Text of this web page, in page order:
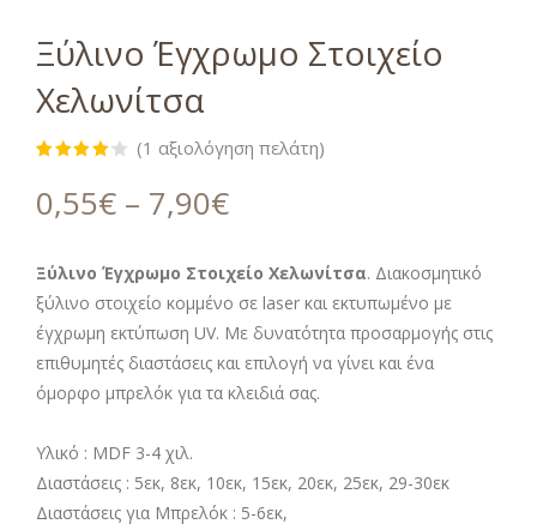
Ξύλινο Έγχρωμο Στοιχείο
Χελωνίτσα
από 5
με βάση
(1 αξιολόγηση πελάτη)
0,55€ – 7,90€
Ξύλινο Έγχρωμο Στοιχείο Χελωνίτσα. Διακοσμητικό
ξύλινο στοιχείο κομμένο σε laser και εκτυπωμένο με
έγχρωμη εκτύπωση UV. Με δυνατότητα προσαρμογής στις
επιθυμητές διαστάσεις και επιλογή να γίνει και ένα
όμορφο μπρελόκ για τα κλειδιά σας.
Υλικό : MDF 3-4 χιλ.
Διαστάσεις : 5εκ, 8εκ, 10εκ, 15εκ, 20εκ, 25εκ, 29-30εκ
Διαστάσεις για Μπρελόκ : 5-6εκ,